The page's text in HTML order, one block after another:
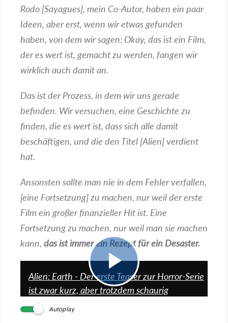
Rodo [Sayagues], mein Co-Autor, haben ein paar
Ideen, aber erst, wenn wir etwas gefunden
haben, von dem wir sagen: Okay, das ist ein Film,
der es wert ist, gemacht zu werden, fangen wir
wirklich auch damit an.
Das ist der Prozess, in dem wir uns gerade
befinden. Wir versuchen, eine Geschichte zu
finden, die es wert ist, dass sich alle damit
beschäftigen, und die den Titel [Alien] verdient
hat.
Ansonsten sollte man nie in dem Fehler verfallen,
[eine Fortsetzung] zu machen, nur weil der erste
Film ein großer finanzieller Hit ist. Eine
Fortsetzung zu machen, nur weil man sie machen
kann, das ist immer ein Rezept für ein Desaster.
Alien: Earth - Der erste Teaser zur Horror-Serie
ist zwar kurz, aber trotzdem schaurig
Autoplay